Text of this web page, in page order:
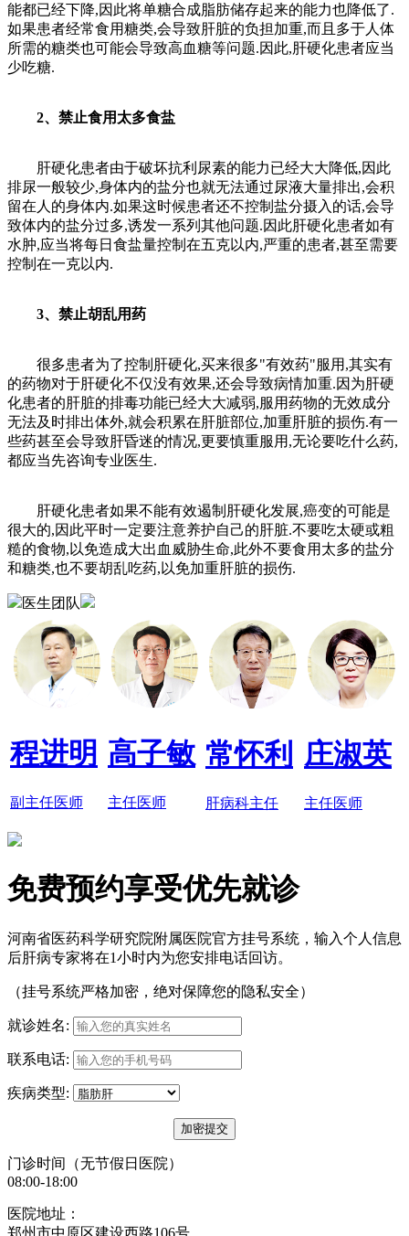
能都已经下降,因此将单糖合成脂肪储存起来的能力也降低了.
如果患者经常食用糖类,会导致肝脏的负担加重,而且多于人体
所需的糖类也可能会导致高血糖等问题.因此,肝硬化患者应当
少吃糖.
2、禁止食用太多食盐
肝硬化患者由于破坏抗利尿素的能力已经大大降低,因此
排尿一般较少,身体内的盐分也就无法通过尿液大量排出,会积
留在人的身体内.如果这时候患者还不控制盐分摄入的话,会导
致体内的盐分过多,诱发一系列其他问题.因此肝硬化患者如有
水肿,应当将每日食盐量控制在五克以内,严重的患者,甚至需要
控制在一克以内.
3、禁止胡乱用药
很多患者为了控制肝硬化,买来很多"有效药"服用,其实有
的药物对于肝硬化不仅没有效果,还会导致病情加重.因为肝硬
化患者的肝脏的排毒功能已经大大减弱,服用药物的无效成分
无法及时排出体外,就会积累在肝脏部位,加重肝脏的损伤.有一
些药甚至会导致肝昏迷的情况,更要慎重服用,无论要吃什么药,
都应当先咨询专业医生.
肝硬化患者如果不能有效遏制肝硬化发展,癌变的可能是
很大的,因此平时一定要注意养护自己的肝脏.不要吃太硬或粗
糙的食物,以免造成大出血威胁生命,此外不要食用太多的盐分
和糖类,也不要胡乱吃药,以免加重肝脏的损伤.
医生团队
程进明
副主任医师
高子敏
主任医师
常怀利
肝病科主任
庄淑英
主任医师
免费预约享受优先就诊
河南省医药科学研究院附属医院官方挂号系统，输入个人信息
后肝病专家将在1小时内为您安排电话回访。
（挂号系统严格加密，绝对保障您的隐私安全）
就诊姓名:
联系电话:
疾病类型:
门诊时间（无节假日医院）
08:00-18:00
医院地址：
郑州市中原区建设西路106号